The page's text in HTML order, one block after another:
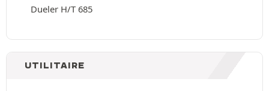
Dueler H/T 685
UTILITAIRE